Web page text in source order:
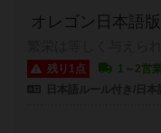
オレゴン日本語
残り1点
1～2営